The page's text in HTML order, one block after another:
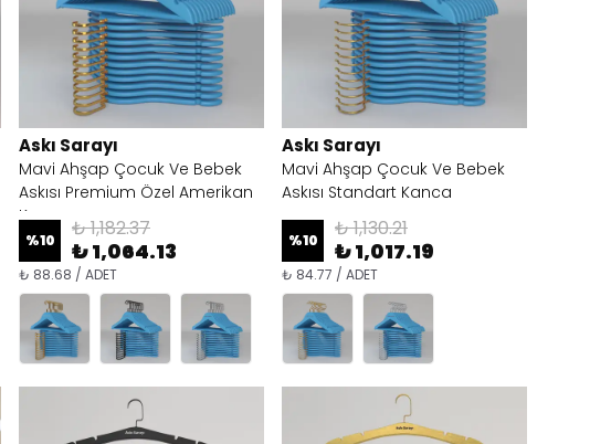
Askı Sarayı
Mavi Ahşap Çocuk Ve Bebek
Askısı Premium Özel Amerikan
Kanca
%10 ₺ 1,182.37
₺ 1,064.13
₺ 88.68 / ADET
Askı Sarayı
Mavi Ahşap Çocuk Ve Bebek
Askısı Standart Kanca
%10 ₺ 1,130.21
₺ 1,017.19
₺ 84.77 / ADET